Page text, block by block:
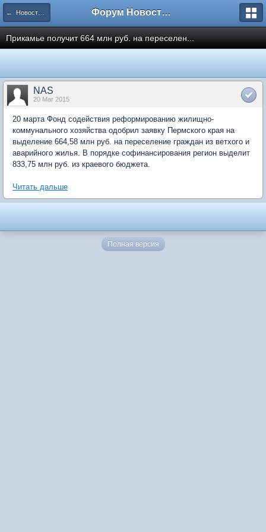
← Новости рынка недвижимости Форум Новостройки
Прикамье получит 664 млн руб. на переселен...
NAS
20 Mar 2015
20 марта Фонд содействия реформированию жилищно-
коммунального хозяйства одобрил заявку Пермского края на
выделение 664,58 млн руб. на переселение граждан из ветхого и
аварийного жилья. В порядке софинансирования регион выделит
833,75 млн руб. из краевого бюджета.
Читать дальше
Полная версия